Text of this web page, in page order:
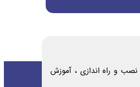
نصب و راه اندازی ، آموزش